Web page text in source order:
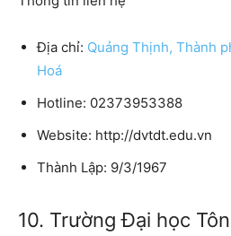
Địa chỉ: Quảng Thịnh, Thành
Hoá
Hotline: 02373953388
Website: http://dvtdt.edu.vn
Thành Lập: 9/3/1967
10. Trường Đại học